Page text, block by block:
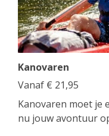
Kanovaren
Vanaf € 21,95
Kanovaren moet je
nu jouw avontuur